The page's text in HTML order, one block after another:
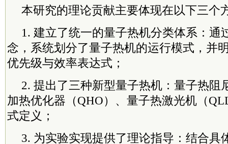
本研究的理论贡献主要体现在以下三个
1. 建立了统一的量子热机分类体系：通
念，系统划分了量子热机的运行模式，并
优先级与效率表达式；
2. 提出了三种新型量子热机：量子热阻
加热优化器（QHO）、量子热激光机（
式定义；
3. 为实验实现提供了理论指导：结合具